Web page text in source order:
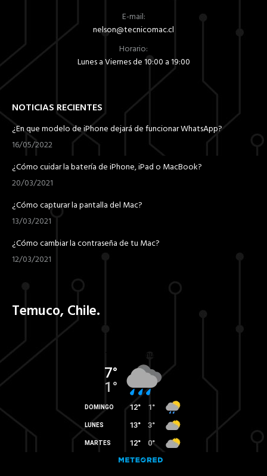
producto
E-mail:
nelson@tecnicomac.cl
Horario:
Lunes a Viernes de 10:00 a 19:00
NOTICIAS RECIENTES
¿En que modelo de iPhone dejará de funcionar WhatsApp?
16/05/2022
¿Cómo cuidar la batería de iPhone, iPad o MacBook?
20/03/2021
¿Cómo capturar la pantalla del Mac?
13/03/2021
¿Cómo cambiar la contraseña de tu Mac?
12/03/2021
Temuco, Chile.